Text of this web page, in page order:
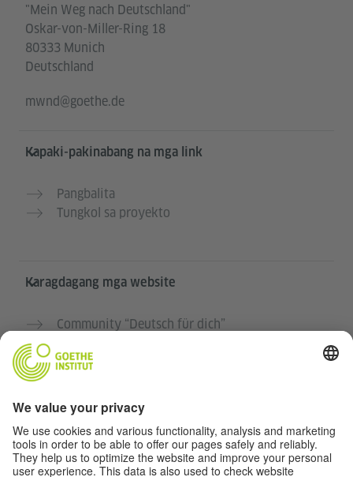
"Mein Weg nach Deutschland"
Oskar-von-Miller-Ring 18
80333 Munich
Deutschland
mwnd@goethe.de
Kapaki-pakinabang na mga link
Pangbalita
Tungkol sa proyekto
Karagdagang mga website
Community “Deutsch für dich”
Mga kursong Aleman ng Goethe-Institut
Pribasiya at Pag-accessibilidad